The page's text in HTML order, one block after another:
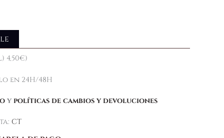
4,50€)
en 24H/48H
y políticas de cambios y devoluciones
CT